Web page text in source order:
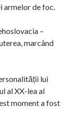
armelor de foc.
–
marcând
lui
al XX-lea al
moment a fost